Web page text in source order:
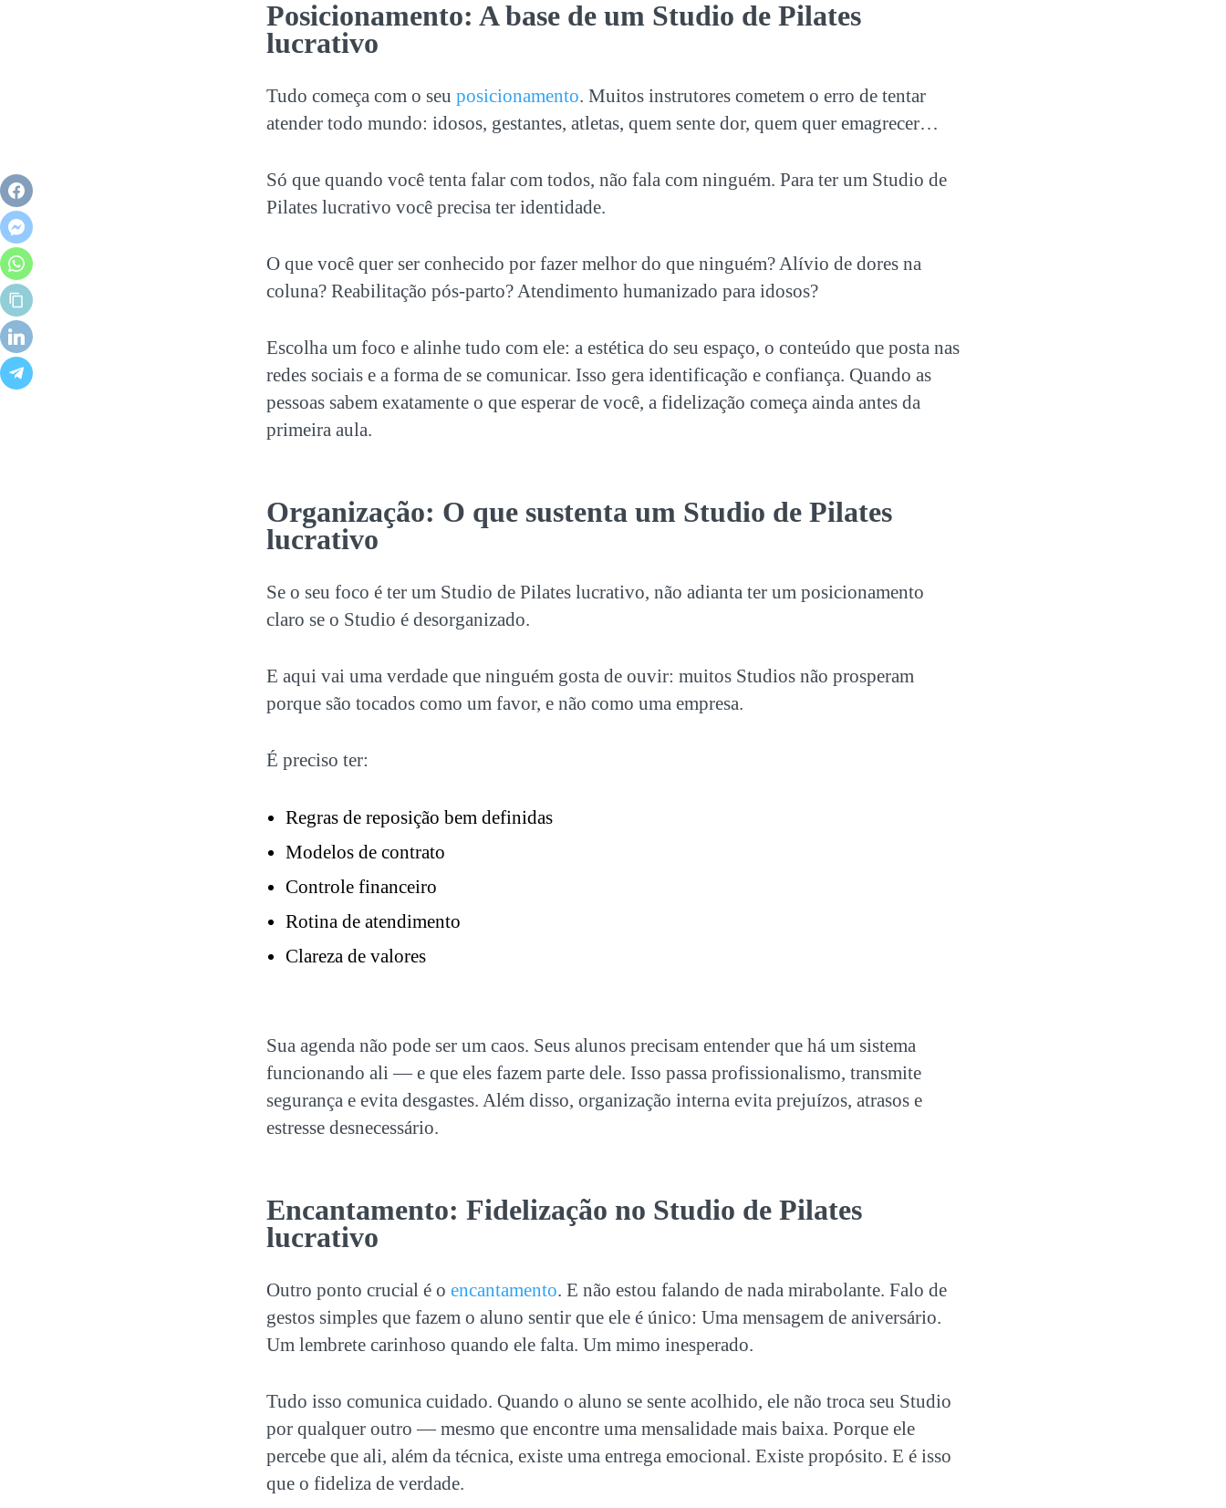
Posicionamento: A base de um Studio de Pilates
lucrativo
Tudo começa com o seu posicionamento. Muitos instrutores cometem o erro de tentar
atender todo mundo: idosos, gestantes, atletas, quem sente dor, quem quer emagrecer…
Só que quando você tenta falar com todos, não fala com ninguém. Para ter um Studio de
Pilates lucrativo você precisa ter identidade.
O que você quer ser conhecido por fazer melhor do que ninguém? Alívio de dores na
coluna? Reabilitação pós-parto? Atendimento humanizado para idosos?
Escolha um foco e alinhe tudo com ele: a estética do seu espaço, o conteúdo que posta nas
redes sociais e a forma de se comunicar. Isso gera identificação e confiança. Quando as
pessoas sabem exatamente o que esperar de você, a fidelização começa ainda antes da
primeira aula.
Organização: O que sustenta um Studio de Pilates
lucrativo
Se o seu foco é ter um Studio de Pilates lucrativo, não adianta ter um posicionamento
claro se o Studio é desorganizado.
E aqui vai uma verdade que ninguém gosta de ouvir: muitos Studios não prosperam
porque são tocados como um favor, e não como uma empresa.
É preciso ter:
Regras de reposição bem definidas
Modelos de contrato
Controle financeiro
Rotina de atendimento
Clareza de valores
Sua agenda não pode ser um caos. Seus alunos precisam entender que há um sistema
funcionando ali — e que eles fazem parte dele. Isso passa profissionalismo, transmite
segurança e evita desgastes. Além disso, organização interna evita prejuízos, atrasos e
estresse desnecessário.
Encantamento: Fidelização no Studio de Pilates
lucrativo
Outro ponto crucial é o encantamento. E não estou falando de nada mirabolante. Falo de
gestos simples que fazem o aluno sentir que ele é único: Uma mensagem de aniversário.
Um lembrete carinhoso quando ele falta. Um mimo inesperado.
Tudo isso comunica cuidado. Quando o aluno se sente acolhido, ele não troca seu Studio
por qualquer outro — mesmo que encontre uma mensalidade mais baixa. Porque ele
percebe que ali, além da técnica, existe uma entrega emocional. Existe propósito. E é isso
que o fideliza de verdade.